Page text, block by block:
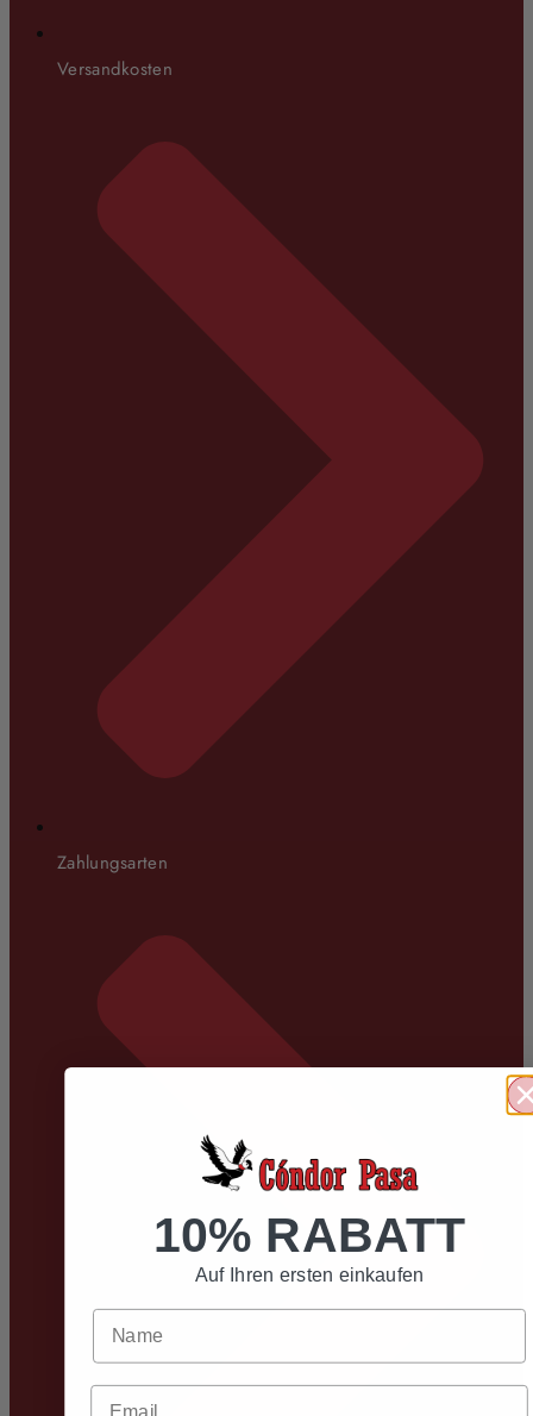
Versandkosten
Zahlungsarten
10% RABATT
Auf Ihren ersten einkaufen
Email